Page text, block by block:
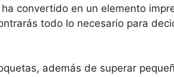
convertido en un elemento
todo lo necesario para
además de superar